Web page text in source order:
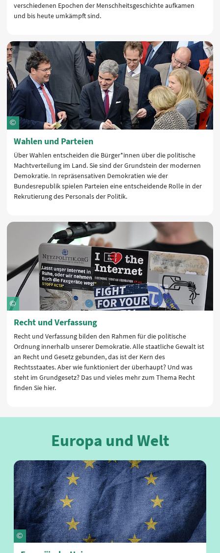
verschiedenen Epochen der Menschheitsgeschichte aufkamen
und bis heute umkämpft sind.
Wahlen und Parteien
Über Wahlen entscheiden die Bürger*innen über die politische
Machtverteilung im Land. Sie sind der Grundstein der modernen
Demokratie. In repräsensativen Demokratien wie der
Bundesrepublik spielen Parteien eine entscheidende Rolle in der
Rekrutierung des Personals der Politik.
Recht und Verfassung
Recht und Verfassung bilden den Rahmen für die politische
Ordnung innerhalb unserer Demokratie. Alle staatliche Gewalt ist
an Recht und Gesetz gebunden, das ist der Kern des
Rechtsstaates. Aber wie funktioniert der überhaupt? Und was
steht im Grundgesetz? Das und vieles mehr zum Thema Recht
finden Sie hier.
Europa und Welt